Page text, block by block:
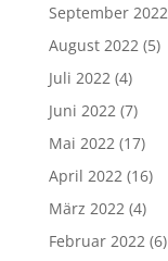
September 2022
August 2022 (5)
Juli 2022 (4)
Juni 2022 (7)
Mai 2022 (17)
April 2022 (16)
März 2022 (4)
Februar 2022 (6)